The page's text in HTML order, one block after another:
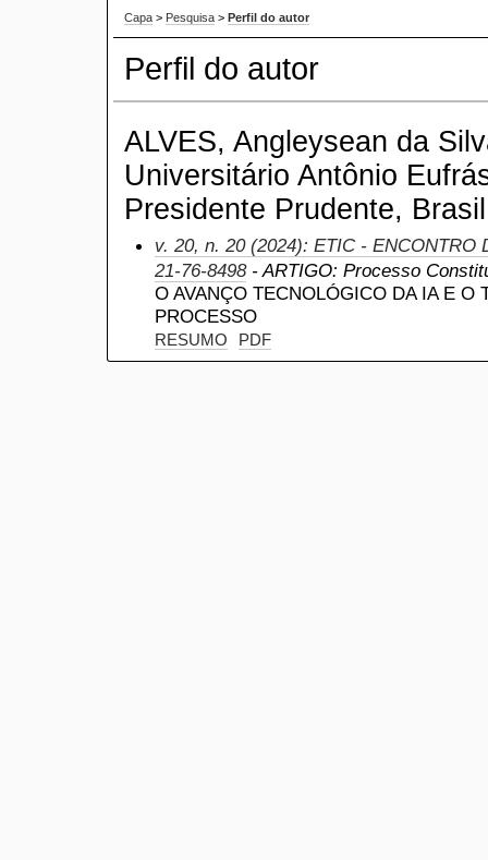
Capa > Pesquisa > Perfil do autor
Perfil do autor
ALVES, Angleysean da
Universitário Antônio
Presidente Prudente, Brasil
v. 20, n. 20 (2024): ETIC - ENCONTRO
21-76-8498- ARTIGO: Processo
O AVANÇO TECNOLÓGICO DA IA E O
PROCESSO
RESUMO PDF